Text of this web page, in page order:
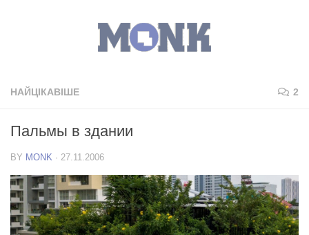
НАЙЦІКАВІШЕ 2
Пальмы в здании
BY MONK · 27.11.2006